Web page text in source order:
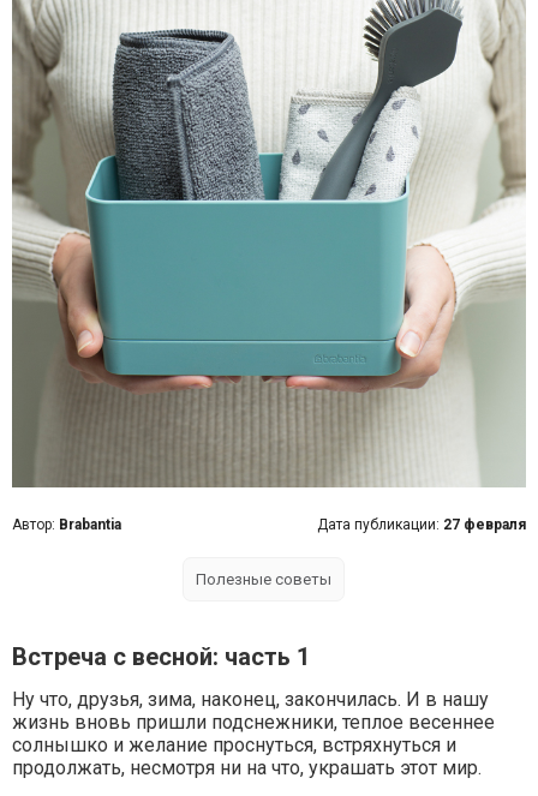
Встреча с весной: часть 1
Ну что, друзья, зима, наконец, закончилась. И в нашу
жизнь вновь пришли подснежники, теплое весеннее
солнышко и желание проснуться, встряхнуться и
продолжать, несмотря ни на что, украшать этот мир.
Автор: Brabantia Дата публикации: 27 февраля
Полезные советы